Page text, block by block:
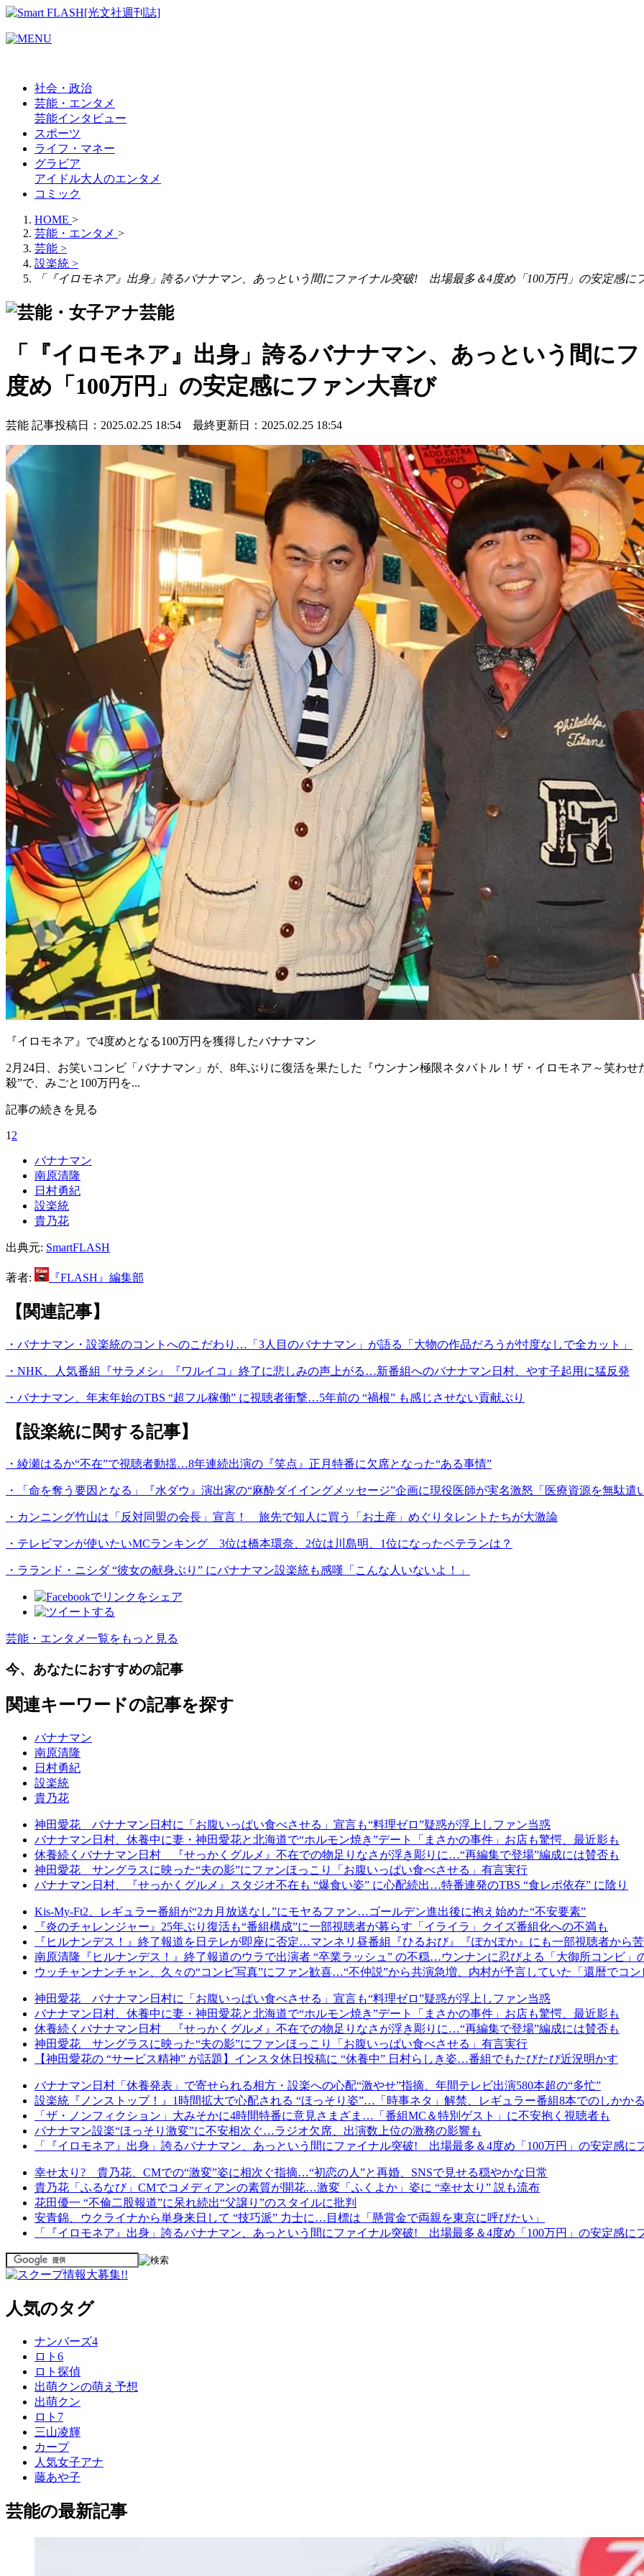
社会・政治
芸能・エンタメ
芸能インタビュー
スポーツ
ライフ・マネー
グラビア
アイドル大人のエンタメ
コミック
HOME >
芸能・エンタメ >
芸能 >
設楽統 >
「『イロモネア』出身」誇るバナナマン、あっという間にファイナル突破! 出場最多＆4度め「100万円」の安定感に
芸能
「『イロモネア』出身」誇るバナナマン、あっという間に
度め「100万円」の安定感にファン大喜び
芸能 記事投稿日：2025.02.25 18:54 最終更新日：2025.02.25 18:54
『イロモネア』で4度めとなる100万円を獲得したバナナマン
2月24日、お笑いコンビ「バナナマン」が、8年ぶりに復活を果たした『ウンナン極限ネタバトル！ザ・イロモネア～笑わ
殺”で、みごと100万円を...
記事の続きを見る
1 2
バナナマン
南原清隆
日村勇紀
設楽統
貴乃花
出典元: SmartFLASH
著者: 『FLASH』編集部
【関連記事】
・バナナマン・設楽統のコントへのこだわり…「3人目のバナナマン」が語る「大物の作品だろうが忖度なしで全カット」
・NHK、人気番組『サラメシ』『ワルイコ』終了に悲しみの声上がる…新番組へのバナナマン日村、やす子起用に猛反発
・バナナマン、年末年始のTBS “超フル稼働” に視聴者衝撃…5年前の “禍根” も感じさせない貢献ぶり
【設楽統に関する記事】
・綾瀬はるか“不在”で視聴者動揺…8年連続出演の『笑点』正月特番に欠席となった“ある事情”
・「命を奪う要因となる」『水ダウ』演出家の“麻酔ダイイングメッセージ”企画に現役医師が実名激怒「医療資源を無駄遣
・カンニング竹山は「反対同盟の会長」宣言！ 旅先で知人に買う「お土産」めぐりタレントたちが大激論
・テレビマンが使いたいMCランキング 3位は橋本環奈、2位は川島明、1位になったベテランは？
・ラランド・ニシダ “彼女の献身ぶり” にバナナマン設楽統も感嘆「こんな人いないよ！」
芸能・エンタメ一覧をもっと見る
今、あなたにおすすめの記事
関連キーワードの記事を探す
バナナマン
南原清隆
日村勇紀
設楽統
貴乃花
神田愛花 バナナマン日村に「お腹いっぱい食べさせる」宣言も“料理ゼロ”疑惑が浮上しファン当惑
バナナマン日村、休養中に妻・神田愛花と北海道で“ホルモン焼き”デート「まさかの事件」お店も驚愕、最近影も
休養続くバナナマン日村 『せっかくグルメ』不在での物足りなさが浮き彫りに…“再編集で登場”編成には賛否も
神田愛花 サングラスに映った“夫の影”にファンほっこり「お腹いっぱい食べさせる」有言実行
バナナマン日村、『せっかくグルメ』スタジオ不在も “爆食い姿” に心配続出…特番連発のTBS “食レポ依存” に陰り
Kis-My-Ft2、レギュラー番組が“2カ月放送なし”にモヤるファン…ゴールデン進出後に抱え始めた“不安要素”
『炎のチャレンジャー』25年ぶり復活も“番組構成”に一部視聴者が募らす「イライラ」クイズ番組化への不満も
『ヒルナンデス！』終了報道を日テレが即座に否定…マンネリ昼番組『ひるおび』『ぽかぽか』にも一部視聴者から
南原清隆『ヒルナンデス！』終了報道のウラで出演者 “卒業ラッシュ” の不穏…ウンナンに忍びよる「大御所コンビ」
ウッチャンナンチャン、久々の“コンビ写真”にファン歓喜…“不仲説”から共演急増、内村が予言していた「還暦でコン
神田愛花 バナナマン日村に「お腹いっぱい食べさせる」宣言も“料理ゼロ”疑惑が浮上しファン当惑
バナナマン日村、休養中に妻・神田愛花と北海道で“ホルモン焼き”デート「まさかの事件」お店も驚愕、最近影も
休養続くバナナマン日村 『せっかくグルメ』不在での物足りなさが浮き彫りに…“再編集で登場”編成には賛否も
神田愛花 サングラスに映った“夫の影”にファンほっこり「お腹いっぱい食べさせる」有言実行
【神田愛花の “サービス精神” が話題】インスタ休日投稿に “休養中” 日村らしき姿…番組でもたびたび近況明かす
バナナマン日村「休養発表」で寄せられる相方・設楽への心配“激やせ”指摘、年間テレビ出演580本超の“多忙”
設楽統『ノンストップ！』1時間拡大で心配される “ほっそり姿”…「時事ネタ」解禁、レギュラー番組8本でのしかか
「ザ・ノンフィクション」大みそかに4時間特番に意見さまざま…「番組MC＆特別ゲスト」に不安抱く視聴者も
バナナマン設楽“ほっそり激変”に不安相次ぐ…ラジオ欠席、出演数上位の激務の影響も
「『イロモネア』出身」誇るバナナマン、あっという間にファイナル突破! 出場最多＆4度め「100万円」の安定感に
幸せ太り? 貴乃花、CMでの“激変”姿に相次ぐ指摘…“初恋の人”と再婚、SNSで見せる穏やかな日常
貴乃花「ふるなび」CMでコメディアンの素質が開花…激変「ふくよか」姿に “幸せ太り” 説も流布
花田優一 “不倫二股報道”に呆れ続出“父譲り”のスタイルに批判
安青錦、ウクライナから単身来日して “技巧派” 力士に…目標は「懸賞金で両親を東京に呼びたい」
「『イロモネア』出身」誇るバナナマン、あっという間にファイナル突破! 出場最多＆4度め「100万円」の安定感に
人気のタグ
ナンバーズ4
ロト6
ロト探偵
出萌クンの萌え予想
出萌クン
ロト7
三山凌輝
カープ
人気女子アナ
藤あや子
芸能の最新記事